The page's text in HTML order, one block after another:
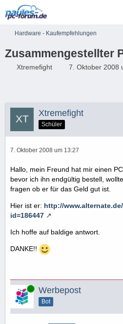
Hardware - Kaufempfehlungen
Zusammengestellter
Xtremefight 7. Oktober 2008
Xtremefight
Schüler
7. Oktober 2008 um 13:27
Hallo, mein Freund hat mir einen
bevor ich ihn endgültig bestell,
fragen ob er für das Geld gut ist.
Hier ist er: http://
id=186447
Ich hoffe auf baldige antwort.
DANKE!!
Online Werbepost
Bot